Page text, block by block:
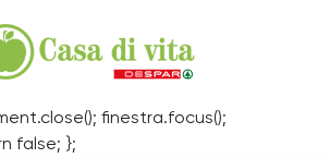
finestra.focus();
false; };